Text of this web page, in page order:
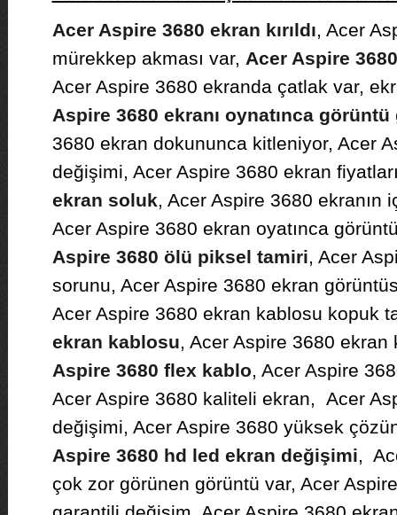
Acer Aspire 3680 ekran kırıldı, Acer
mürekkep akması var, Acer Aspire
Acer Aspire 3680 ekranda çatlak var,
Aspire 3680 ekranı oynatınca
3680 ekran dokununca kitleniyor, Acer
değişimi, Acer Aspire 3680 ekran
ekran soluk, Acer Aspire 3680 ekranın
Acer Aspire 3680 ekran oyatınca
Aspire 3680 ölü piksel tamiri, Acer
sorunu, Acer Aspire 3680 ekran
Acer Aspire 3680 ekran kablosu kopuk
ekran kablosu, Acer Aspire 3680
Aspire 3680 flex kablo, Acer Aspire
Acer Aspire 3680 kaliteli ekran, Acer
değişimi, Acer Aspire 3680 yüksek
Aspire 3680 hd led ekran değişimi,
çok zor görünen görüntü var, Acer